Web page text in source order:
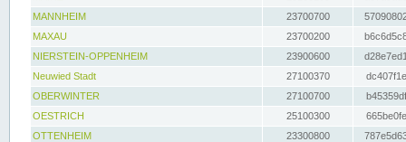
MANNHEIM
23700700
MAXAU
23700200
NIERSTEIN-OPPENHEIM
23900600
Neuwied Stadt
27100370
OBERWINTER
27100700
OESTRICH
25100300
OTTENHEIM
23300800